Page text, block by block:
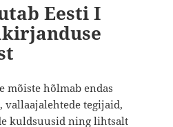
Eesti I
mõiste hõlmab endas
tegijaid,
kuldsuusid ning lihtsalt